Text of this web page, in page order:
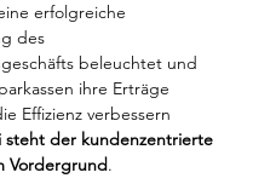
erfolgreiche
des
beleuchtet und
ihre Erträge
Effizienz verbessern
steht der kundenzentrierte
Vordergrund.